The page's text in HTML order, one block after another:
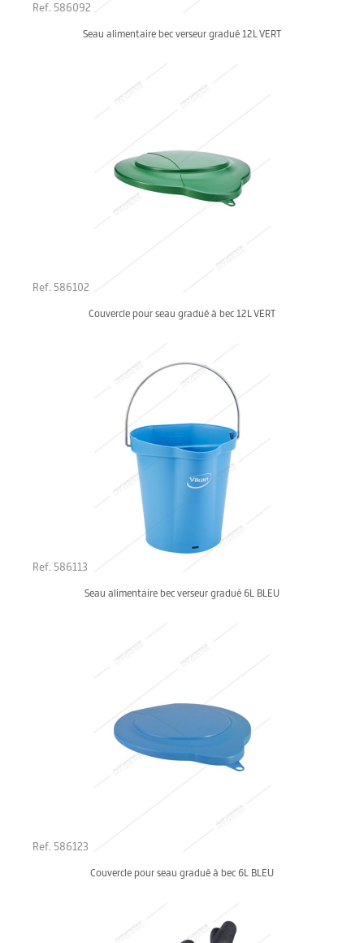
Ref. 586092
Seau alimentaire bec verseur gradué 12L VERT
Ref. 586102
Couvercle pour seau gradué à bec 12L VERT
Ref. 586113
Seau alimentaire bec verseur gradué 6L BLEU
Ref. 586123
Couvercle pour seau gradué à bec 6L BLEU